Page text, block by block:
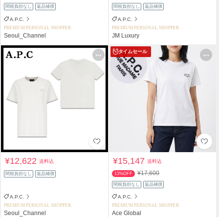
関税負担なし 返品補償
A.P.C.
PREMIUM PERSONAL SHOPPER
Seoul_Channel
関税負担なし 返品補償
A.P.C.
PREMIUM PERSONAL SHOPPER
JM Luxury
¥12,622送料込
関税負担なし 返品補償
A.P.C.
PREMIUM PERSONAL SHOPPER
Seoul_Channel
タイムセール
¥15,147送料込
13%OFF ¥17,600
関税負担なし 返品補償
A.P.C.
PREMIUM PERSONAL SHOPPER
Ace Global